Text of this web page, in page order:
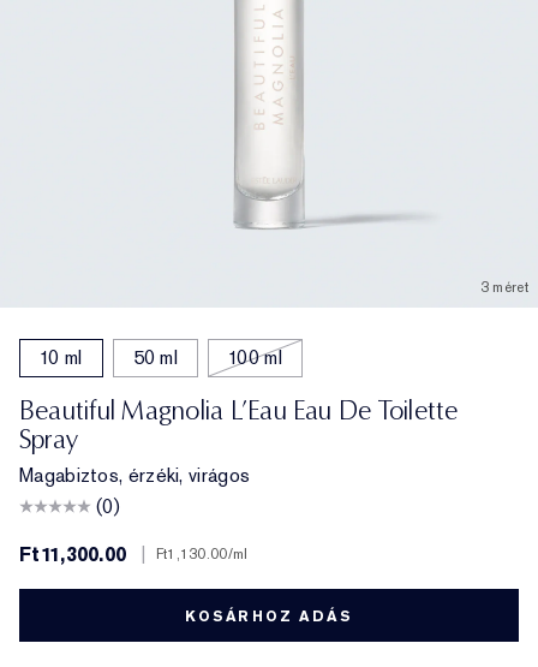
3 méret
10 ml 50 ml 100 ml
Beautiful Magnolia L’Eau Eau De Toilette
Spray
Magabiztos, érzéki, virágos
(0)
Ft11,300.00
Ft1,130.00/ml
KOSÁRHOZ ADÁS